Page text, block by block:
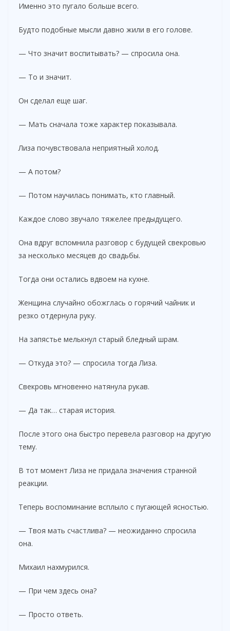
Именно это пугало больше всего.
Будто подобные мысли давно жили в его голове.
— Что значит воспитывать? — спросила она.
— То и значит.
Он сделал еще шаг.
— Мать сначала тоже характер показывала.
Лиза почувствовала неприятный холод.
— А потом?
— Потом научилась понимать, кто главный.
Каждое слово звучало тяжелее предыдущего.
Она вдруг вспомнила разговор с будущей свекровью
за несколько месяцев до свадьбы.
Тогда они остались вдвоем на кухне.
Женщина случайно обожглась о горячий чайник и
резко отдернула руку.
На запястье мелькнул старый бледный шрам.
— Откуда это? — спросила тогда Лиза.
Свекровь мгновенно натянула рукав.
— Да так… старая история.
После этого она быстро перевела разговор на другую
тему.
В тот момент Лиза не придала значения странной
реакции.
Теперь воспоминание всплыло с пугающей ясностью.
— Твоя мать счастлива? — неожиданно спросила
она.
Михаил нахмурился.
— При чем здесь она?
— Просто ответь.